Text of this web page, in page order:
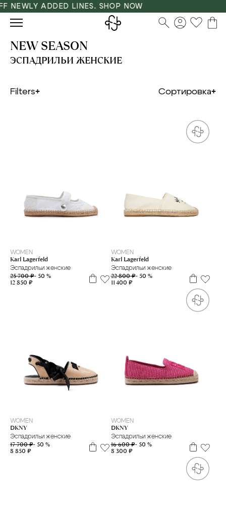
ADDED LINES. SHOP NOW
NEW SEASON
ЭСПАДРИЛЬИ ЖЕНСКИЕ
Filters Сортировка
WOMEN
Karl Lagerfeld
Эспадрильи женские
25 700 ₽- 50 %
12 850 ₽
WOMEN
Karl Lagerfeld
Эспадрильи женские
22 800 ₽- 50 %
11 400 ₽
WOMEN
DKNY
Эспадрильи женские
17 700 ₽- 50 %
8 850 ₽
WOMEN
DKNY
Эспадрильи женские
16 600 ₽- 50 %
8 300 ₽